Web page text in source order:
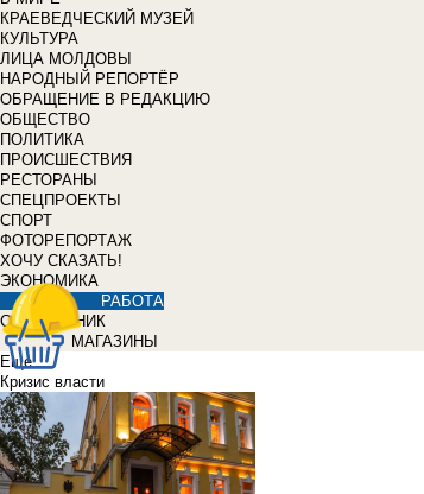
КРАЕВЕДЧЕСКИЙ МУЗЕЙ
КУЛЬТУРА
ЛИЦА МОЛДОВЫ
НАРОДНЫЙ РЕПОРТЁР
ОБРАЩЕНИЕ В РЕДАКЦИЮ
ОБЩЕСТВО
ПОЛИТИКА
ПРОИСШЕСТВИЯ
РЕСТОРАНЫ
СПЕЦПРОЕКТЫ
СПОРТ
ФОТОРЕПОРТАЖ
ХОЧУ СКАЗАТЬ!
ЭКОНОМИКА
РАБОТА
СПРАВОЧНИК
МАГАЗИНЫ
Еще
Кризис власти